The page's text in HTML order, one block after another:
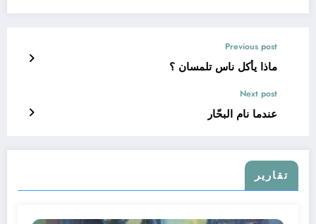
Previous post
ماذا يأكل ناس تلمسان ؟
Next post
عندما نام البحّار
تقارير